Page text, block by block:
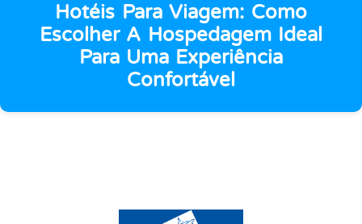
Hotéis Para Viagem: Como
Escolher A Hospedagem Ideal
Para Uma Experiência
Confortável